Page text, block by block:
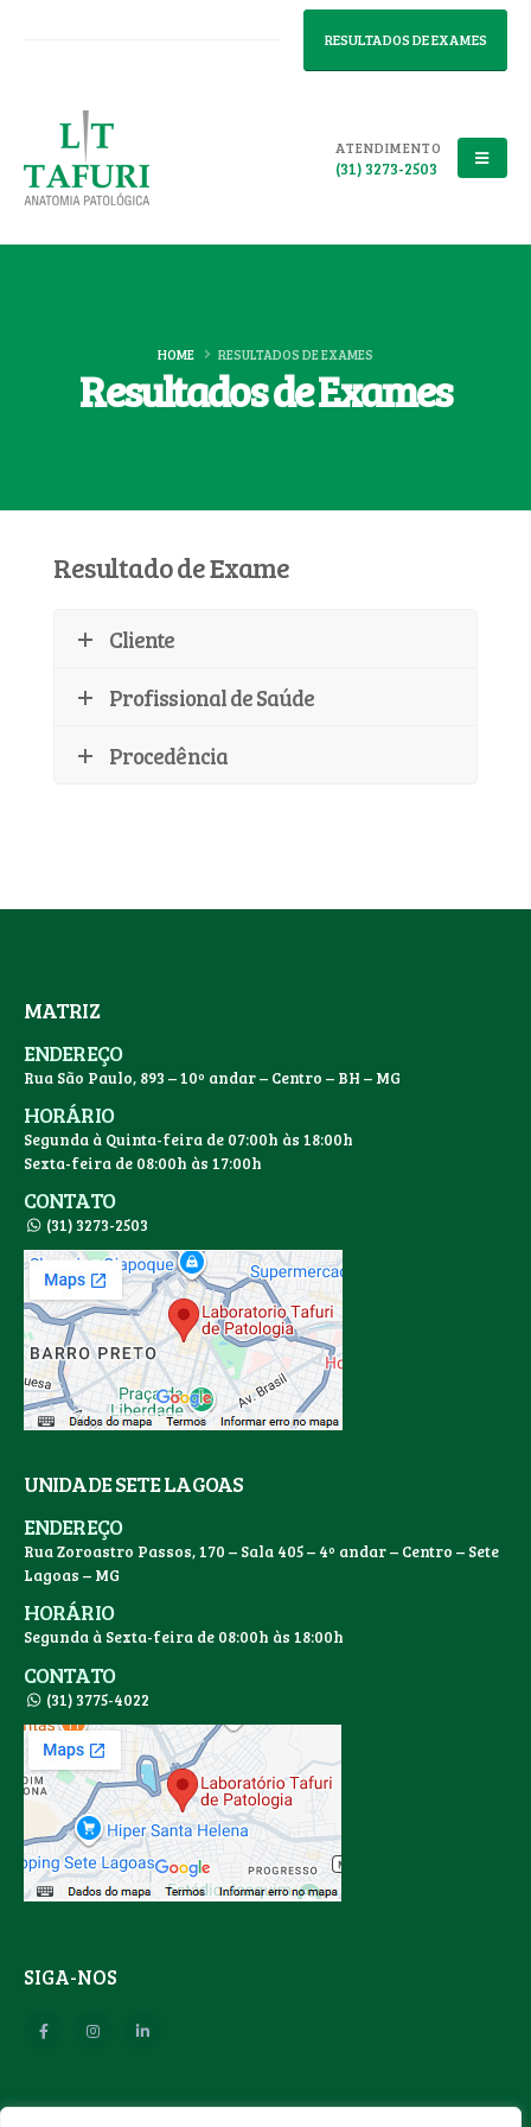
RESULTADOS DE EXAMES
ATENDIMENTO
(31) 3273-2503
HOME RESULTADOS DE EXAMES
Resultados de Exames
Resultado de Exame
Cliente
Profissional de Saúde
Procedência
MATRIZ
ENDEREÇO
Rua São Paulo, 893 – 10º andar – Centro – BH – MG
HORÁRIO
Segunda à Quinta-feira de 07:00h às 18:00h
Sexta-feira de 08:00h às 17:00h
CONTATO
(31) 3273-2503
UNIDADE SETE LAGOAS
ENDEREÇO
Rua Zoroastro Passos, 170 – Sala 405 – 4º andar – Centro – Sete
Lagoas – MG
HORÁRIO
Segunda à Sexta-feira de 08:00h às 18:00h
CONTATO
(31) 3775-4022
SIGA-NOS